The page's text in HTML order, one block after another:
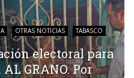
OTRAS NOTICIAS TABASCO
electoral para
GRANO. Por